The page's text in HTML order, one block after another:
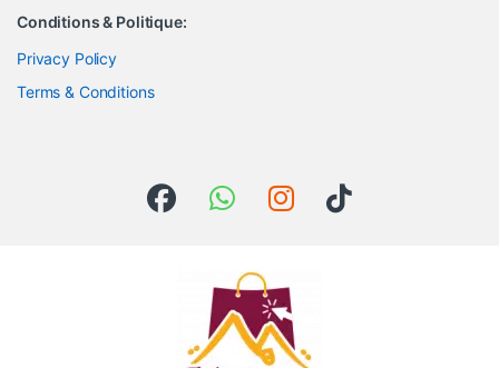
Conditions & Politique:
Privacy Policy
Terms & Conditions